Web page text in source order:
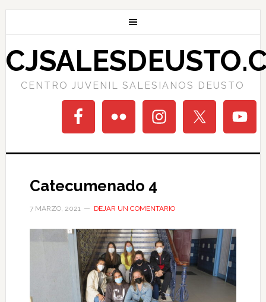
CENTRO JUVENIL SALESIANOS DEUSTO
Catecumenado 4
7 MARZO, 2021 DEJAR UN COMENTARIO